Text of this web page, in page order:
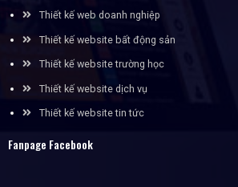
Thiết kế web doanh nghiệp
Thiết kế website bất động sản
Thiết kế website trường học
Thiết kế website dịch vụ
Thiết kế website tin tức
Fanpage Facebook